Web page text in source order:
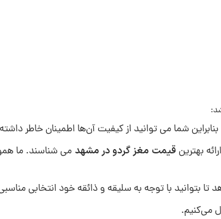
شما می توانید از کیفیت آن‌ها اطمینان خاطر
بهترین قیمت مغز گردو در مشهد می شناسند. ما
بتوانید با توجه به سلیقه و ذائقه خود انتخابی
می‌کنیم.